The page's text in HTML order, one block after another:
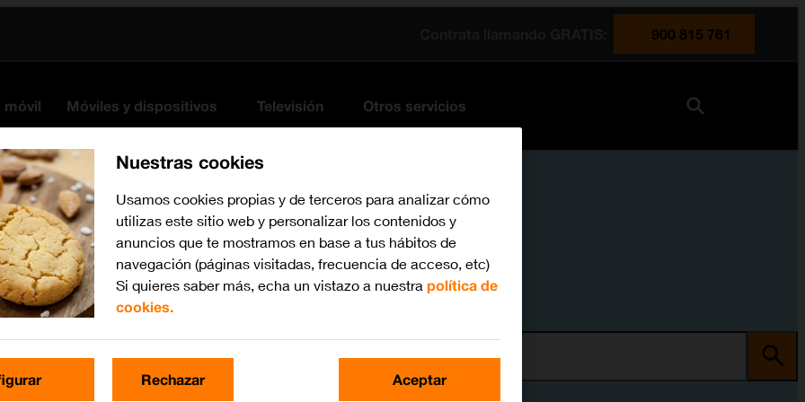
900 815 761
móvil Móviles y dispositivos Televisión Otros servicios
Busca por problema o tema
Nuestras cookies
Usamos cookies propias y de terceros para analizar cómo
utilizas este sitio web y personalizar los contenidos y
anuncios que te mostramos en base a tus hábitos de
navegación (páginas visitadas, frecuencia de acceso, etc)
Si quieres saber más, echa un vistazo a nuestra política de
cookies.
Rechazar Aceptar